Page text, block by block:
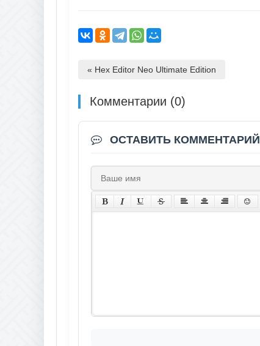
« Hex Editor Neo Ultimate Edition
Комментарии (0)
ОСТАВИТЬ КОММЕНТАРИЙ